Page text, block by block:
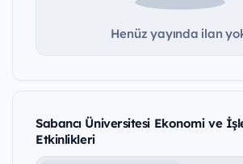
Henüz yayında ilan
Sabancı Üniversitesi Ekonomi ve
Etkinlikleri